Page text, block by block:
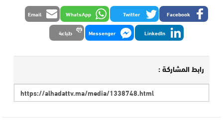
Facebook
Twitter
WhatsApp
Email
LinkedIn
Messenger طباعة
رابط المشاركة :